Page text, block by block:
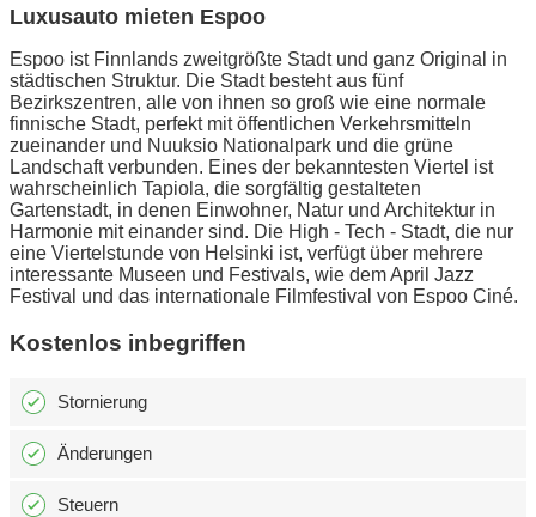
Luxusauto mieten Espoo
Espoo ist Finnlands zweitgrößte Stadt und ganz Original in
städtischen Struktur. Die Stadt besteht aus fünf
Bezirkszentren, alle von ihnen so groß wie eine normale
finnische Stadt, perfekt mit öffentlichen Verkehrsmitteln
zueinander und Nuuksio Nationalpark und die grüne
Landschaft verbunden. Eines der bekanntesten Viertel ist
wahrscheinlich Tapiola, die sorgfältig gestalteten
Gartenstadt, in denen Einwohner, Natur und Architektur in
Harmonie mit einander sind. Die High - Tech - Stadt, die nur
eine Viertelstunde von Helsinki ist, verfügt über mehrere
interessante Museen und Festivals, wie dem April Jazz
Festival und das internationale Filmfestival von Espoo Ciné.
Kostenlos inbegriffen
Stornierung
Änderungen
Steuern